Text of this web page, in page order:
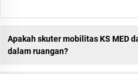
Apakah skuter mobilitas KS MED
dalam ruangan?